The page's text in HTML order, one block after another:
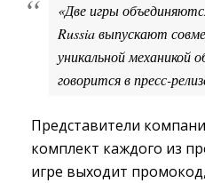
«Две игры
Russia выпускают
уникальной механикой
говорится в пресс-
Представители
комплект каждого из
игре выходит